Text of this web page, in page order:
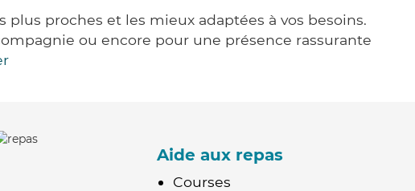
proches et les mieux adaptées à vos besoins.
ou encore pour une présence rassurante
Aide aux repas
Courses